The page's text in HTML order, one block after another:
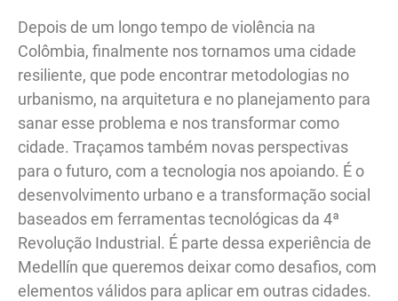
Depois de um longo tempo de violência na
Colômbia, finalmente nos tornamos uma cidade
resiliente, que pode encontrar metodologias no
urbanismo, na arquitetura e no planejamento para
sanar esse problema e nos transformar como
cidade. Traçamos também novas perspectivas
para o futuro, com a tecnologia nos apoiando. É o
desenvolvimento urbano e a transformação social
baseados em ferramentas tecnológicas da 4ª
Revolução Industrial. É parte dessa experiência de
Medellín que queremos deixar como desafios, com
elementos válidos para aplicar em outras cidades.